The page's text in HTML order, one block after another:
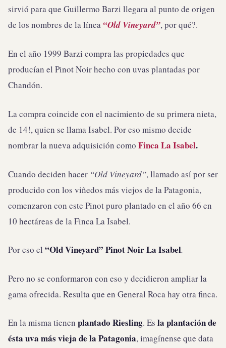
sirvió para que Guillermo Barzi llegara al punto de origen
de los nombres de la línea “Old Vineyard”, por qué?.
En el año 1999 Barzi compra las propiedades que
producían el Pinot Noir hecho con uvas plantadas por
Chandón.
La compra coincide con el nacimiento de su primera nieta,
de 14!, quien se llama Isabel. Por eso mismo decide
nombrar la nueva adquisición como Finca La Isabel.
Cuando deciden hacer “Old Vineyard”, llamado así por ser
producido con los viñedos más viejos de la Patagonia,
comenzaron con este Pinot puro plantado en el año 66 en
10 hectáreas de la Finca La Isabel.
Por eso el “Old Vineyard” Pinot Noir La Isabel.
Pero no se conformaron con eso y decidieron ampliar la
gama ofrecida. Resulta que en General Roca hay otra finca.
En la misma tienen plantado Riesling. Es la plantación de
ésta uva más vieja de la Patagonia, imagínense que data